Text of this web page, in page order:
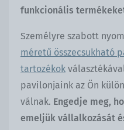
funkcionális
Személyre szabott
méretű összecsukható
tartozékok
pavilonjaink az Ön
válnak. Engedje meg,
emeljük vállalkozását